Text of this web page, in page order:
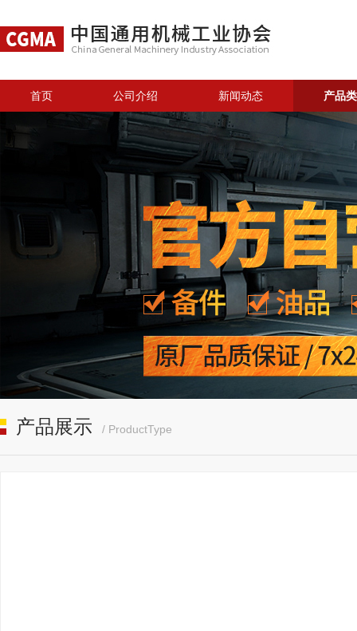
首页 公司介绍 新闻动态 产品
产品展示 / ProductType